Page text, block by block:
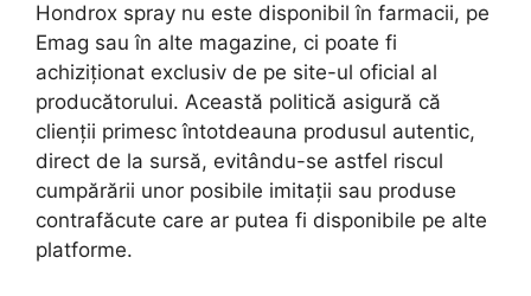
Hondrox spray nu este disponibil în farmacii, pe
Emag sau în alte magazine, ci poate fi
achiziționat exclusiv de pe site-ul oficial al
producătorului. Această politică asigură că
clienții primesc întotdeauna produsul autentic,
direct de la sursă, evitându-se astfel riscul
cumpărării unor posibile imitații sau produse
contrafăcute care ar putea fi disponibile pe alte
platforme.